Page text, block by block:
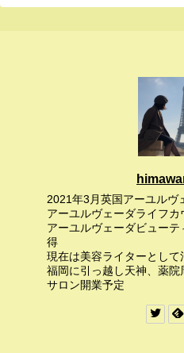
2021年3月英国アーユルヴ
アーユルヴェーダライフカ
アーユルヴェーダビュー
得
現在は美容ライターとして
福岡に引っ越し天神、薬
サロン開業予定